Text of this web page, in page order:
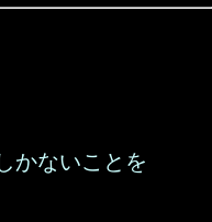
かないことを